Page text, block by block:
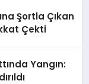
Şortla Çıkan
Çekti
Yangın: